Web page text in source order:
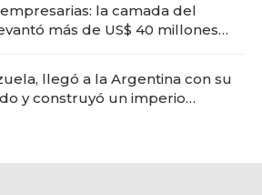
la camada del
más de US$ 40 millones
llegó a la Argentina con su
y construyó un imperio